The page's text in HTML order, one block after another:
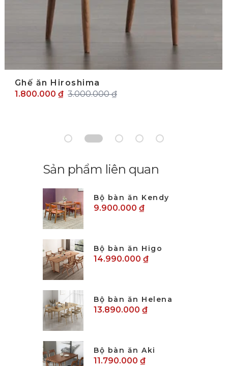
Ghế ăn Hiroshima
1.800.000 ₫ 3.000.000 ₫
Sản phẩm liên quan
Bộ bàn ăn Kendy
9.900.000 ₫
Bộ bàn ăn Higo
14.990.000 ₫
Bộ bàn ăn Helena
13.890.000 ₫
Bộ bàn ăn Aki
11.790.000 ₫